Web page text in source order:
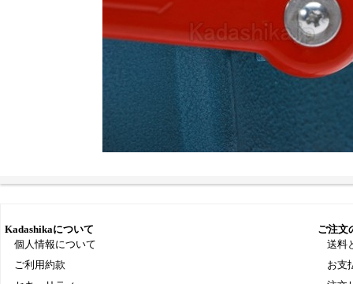
Kadashikaについて
個人情報について
ご利用約款
ご注文
送料
お支